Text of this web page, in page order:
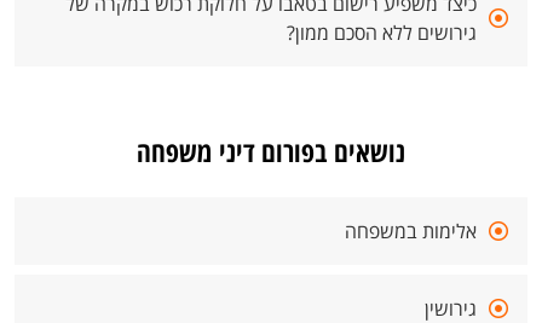
גירושים ללא הסכם ממון?
נושאים בפורום דיני משפחה
אלימות במשפחה
גירושין